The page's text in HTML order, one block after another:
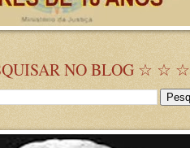
NO BLOG ☆ ☆ ☆